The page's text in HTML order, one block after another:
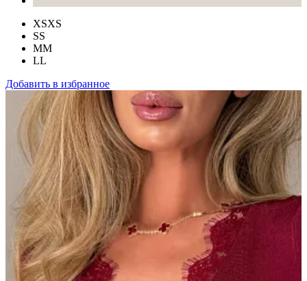
XSXS
SS
MM
LL
Добавить в избранное